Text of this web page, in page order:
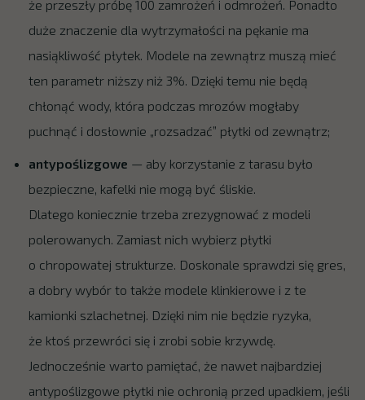
że przeszły próbę 100 zamrożeń i odmrożeń. Ponadto
duże znaczenie dla wytrzymałości na pękanie ma
nasiąkliwość płytek. Modele na zewnątrz muszą mieć
ten parametr niższy niż 3%. Dzięki temu nie będą
chłonąć wody, która podczas mrozów mogłaby
puchnąć i dosłownie „rozsadzać” płytki od zewnątrz;
antypoślizgowe — aby korzystanie z tarasu było
bezpieczne, kafelki nie mogą być śliskie.
Dlatego koniecznie trzeba zrezygnować z modeli
polerowanych. Zamiast nich wybierz płytki
o chropowatej strukturze. Doskonale sprawdzi się gres,
a dobry wybór to także modele klinkierowe i z te
kamionki szlachetnej. Dzięki nim nie będzie ryzyka,
że ktoś przewróci się i zrobi sobie krzywdę.
Jednocześnie warto pamiętać, że nawet najbardziej
antypoślizgowe płytki nie ochronią przed upadkiem, jeśli